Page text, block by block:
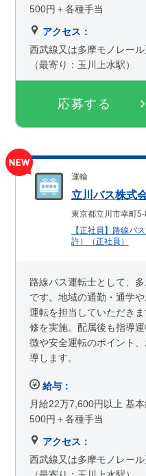
応募する
500円＋各種手当
アクセス：
西武線又は多摩モノレー
（最寄り：玉川上水駅）
運輸
立川バス株式
東京都立川市幸町
【正社員】路線バ
許）（正社員）
路線バス運転士として、
です。地域の通勤・通学
運転を担当していただき
修を実施。配属後も指導
徴や安全運転のポイント
導します。
給与：
月給22万7,600円以上 基
500円＋各種手当
アクセス：
西武線又は多摩モノレー